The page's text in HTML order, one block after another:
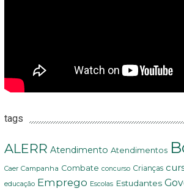
tags
ALERR Atendimento Atendimentos
Caer Campanha Combate concurso Crianças
educação Emprego Escolas Estudantes